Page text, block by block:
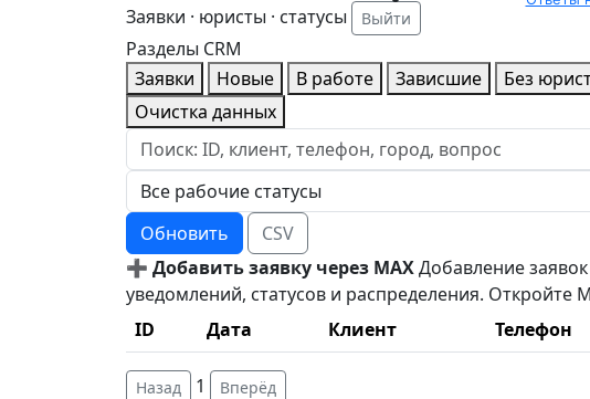
Заявки · юристы · статусы
Выйти
Разделы CRM
Заявки
Новые В работе Зависшие Без
Очистка данных
Обновить
CSV
➕ Добавить заявку через MAXДобавление
уведомлений, статусов и распределения.
ID
Дата Клиент Телефон
Назад 1 Вперёд